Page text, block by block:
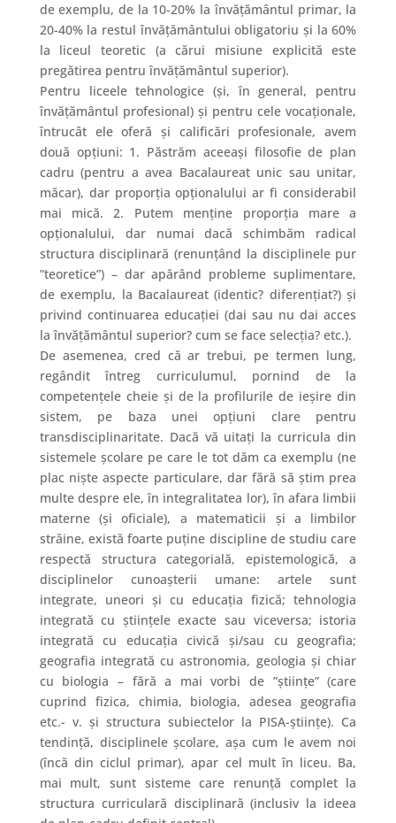
de exemplu, de la 10-20% la învățământul primar, la
20-40% la restul învățământului obligatoriu și la 60%
la liceul teoretic (a cărui misiune explicită este
pregătirea pentru învățământul superior).
Pentru liceele tehnologice (și, în general, pentru
învățământul profesional) și pentru cele vocaționale,
întrucât ele oferă și calificări profesionale, avem
două opțiuni: 1. Păstrăm aceeași filosofie de plan
cadru (pentru a avea Bacalaureat unic sau unitar,
măcar), dar proporția opționalului ar fi considerabil
mai mică. 2. Putem menține proporția mare a
opționalului, dar numai dacă schimbăm radical
structura disciplinară (renunțând la disciplinele pur
”teoretice”) – dar apărând probleme suplimentare,
de exemplu, la Bacalaureat (identic? diferențiat?) și
privind continuarea educației (dai sau nu dai acces
la învățământul superior? cum se face selecția? etc.).
De asemenea, cred că ar trebui, pe termen lung,
regândit întreg curriculumul, pornind de la
competențele cheie și de la profilurile de ieșire din
sistem, pe baza unei opțiuni clare pentru
transdisciplinaritate. Dacă vă uitați la curricula din
sistemele școlare pe care le tot dăm ca exemplu (ne
plac niște aspecte particulare, dar fără să știm prea
multe despre ele, în integralitatea lor), în afara limbii
materne (și oficiale), a matematicii și a limbilor
străine, există foarte puține discipline de studiu care
respectă structura categorială, epistemologică, a
disciplinelor cunoașterii umane: artele sunt
integrate, uneori și cu educația fizică; tehnologia
integrată cu științele exacte sau viceversa; istoria
integrată cu educația civică și/sau cu geografia;
geografia integrată cu astronomia, geologia și chiar
cu biologia – fără a mai vorbi de ”științe” (care
cuprind fizica, chimia, biologia, adesea geografia
etc.- v. și structura subiectelor la PISA-științe). Ca
tendință, disciplinele școlare, așa cum le avem noi
(încă din ciclul primar), apar cel mult în liceu. Ba,
mai mult, sunt sisteme care renunță complet la
structura curriculară disciplinară (inclusiv la ideea